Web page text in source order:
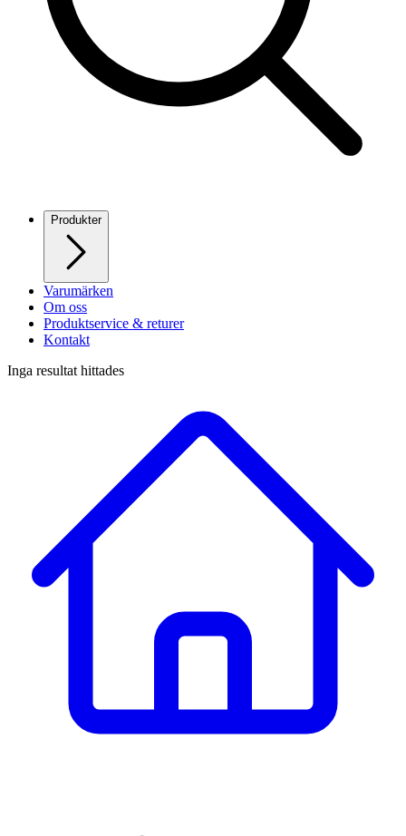
Produkter
Varumärken
Om oss
Produktservice & returer
Kontakt
Inga resultat hittades